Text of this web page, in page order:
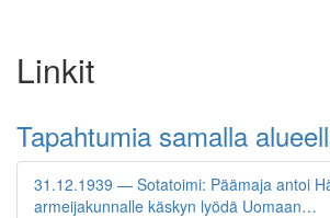
Linkit
Tapahtumia samalla
31.12.1939 — Sotatoimi: Päämaja antoi
armeijakunnalle käskyn lyödä Uomaan…